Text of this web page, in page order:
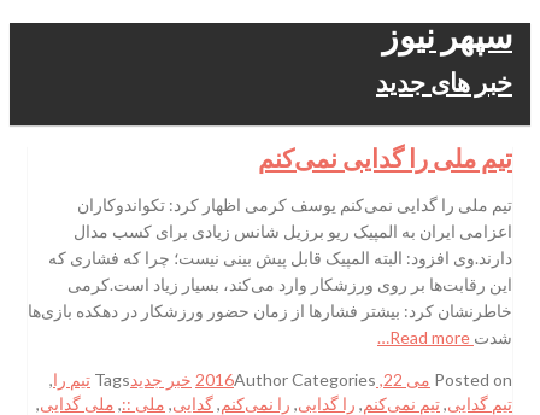
سپهر نیوز
خبر های جدید
تیم ملی را گدایی نمی‌کنم
تیم ملی را گدایی نمی‌کنم یوسف کرمی اظهار کرد: تکواندوکاران
اعزامی ایران به المپیک ریو برزیل شانس زیادی برای کسب مدال
دارند.وی افزود: البته المپیک قابل پیش بینی نیست؛ چرا که فشاری که
این رقابت‌ها بر روی ورزشکار وارد می‌کند، بسیار زیاد است.کرمی
خاطرنشان کرد: بیشتر فشارها از زمان حضور ورزشکار در دهکده بازی‌ها
شدت
Posted on می 22, 2016 AuthorCategories خبر جدیدTags تیم را,
تیم گدایی,تیم نمی‌کنم, را گدایی, را نمی‌کنم,گدایی, ملی ::, ملی گدایی,